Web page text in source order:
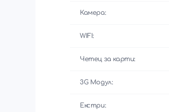
Камера:
WIFI:
Четец за карти:
3G Модул:
Екстри: